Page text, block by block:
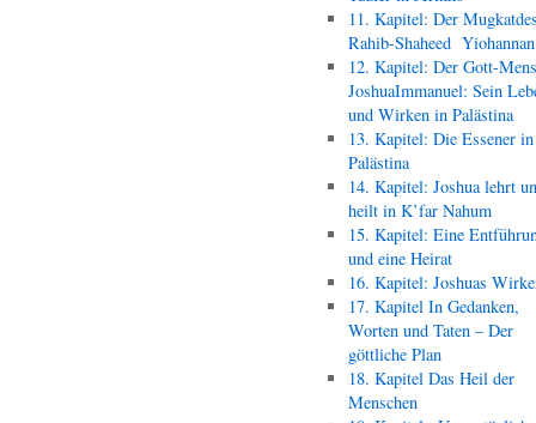
11. Kapitel: Der
Rahib-Shaheed
12. Kapitel: Der Gott-
JoshuaImmanuel: Sein
und Wirken in Palästina
13. Kapitel: Die Essener in
Palästina
14. Kapitel: Joshua lehrt
heilt in K’far Nahum
15. Kapitel: Eine
und eine Heirat
16. Kapitel: Joshuas
17. Kapitel In Gedanken,
Worten und Taten – Der
göttliche Plan
18. Kapitel Das Heil der
Menschen